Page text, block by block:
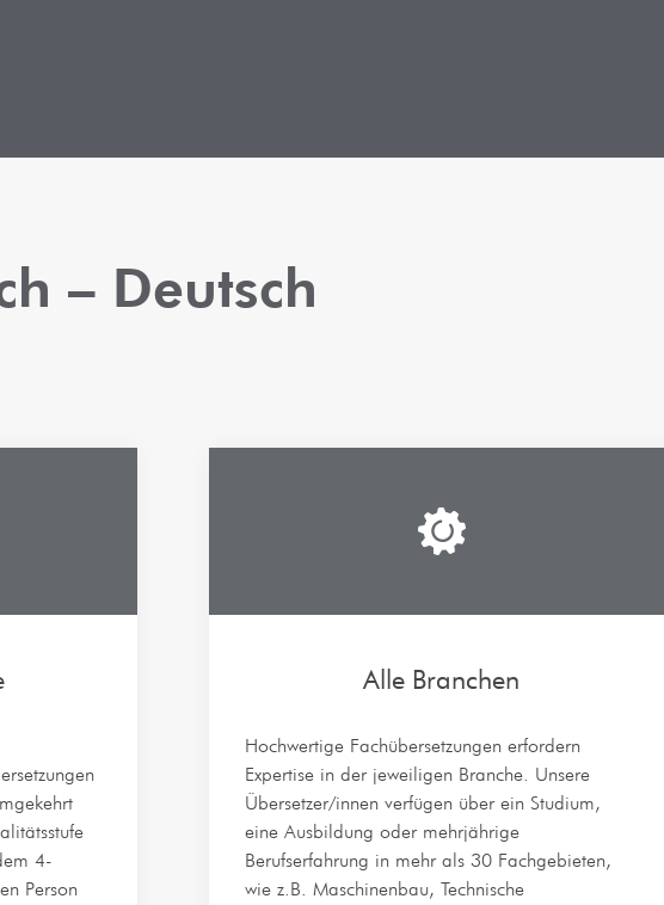
– Deutsch
4-
Person
Alle Branchen
Hochwertige Fachübersetzungen erfordern
Expertise in der jeweiligen Branche. Unsere
Übersetzer/innen verfügen über ein Studium,
eine Ausbildung oder mehrjährige
Berufserfahrung in mehr als 30 Fachgebieten,
wie z.B. Maschinenbau, Technische